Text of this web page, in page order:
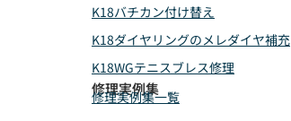
K18バチカン付け替え
K18ダイヤリングのメレダイヤ補充
K18WGテニスブレス修理
修理実例集
修理実例集一覧